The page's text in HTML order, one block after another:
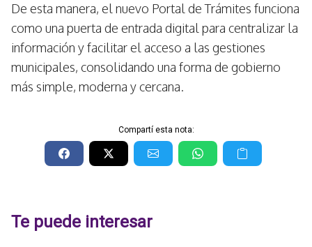
De esta manera, el nuevo Portal de Trámites funciona
como una puerta de entrada digital para centralizar la
información y facilitar el acceso a las gestiones
municipales, consolidando una forma de gobierno
más simple, moderna y cercana.
Compartí esta nota:
Te puede interesar